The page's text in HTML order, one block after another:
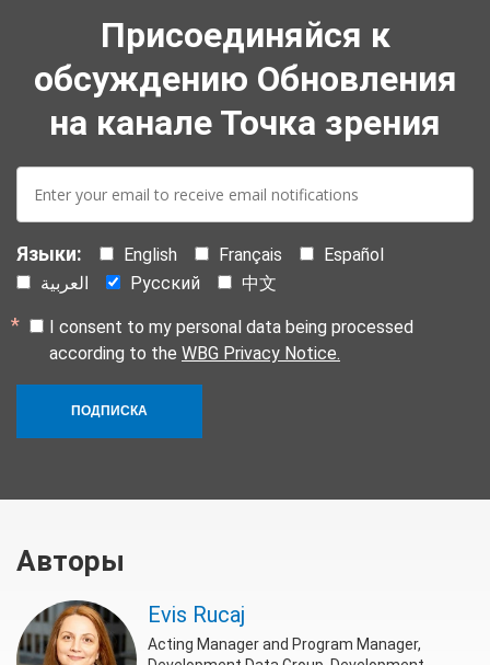
Присоединяйся к
обсуждению Обновления
на канале Точка зрения
mail:
Языки: English Français
Español
العربية
Русский 中文
I consent to my personal data being processed
according to the WBG Privacy Notice.
ПОДПИСКА
Авторы
Evis Rucaj
Acting Manager and Program Manager,